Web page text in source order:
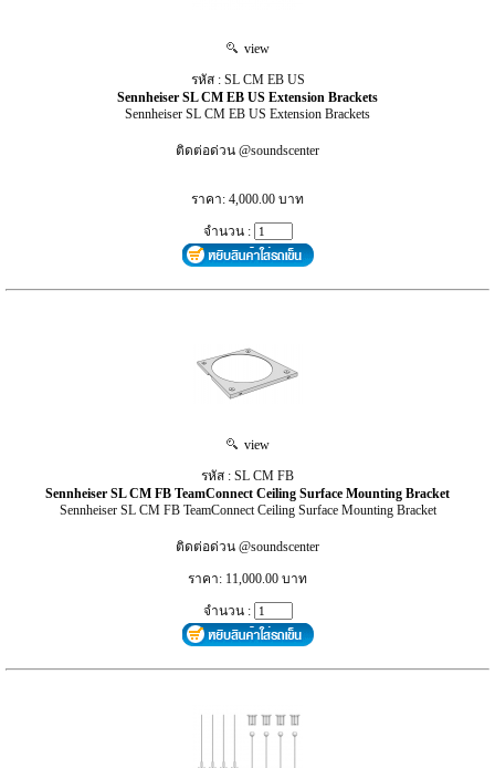
view
รหัส : SL CM EB US
Sennheiser SL CM EB US Extension Brackets
Sennheiser SL CM EB US Extension Brackets
ติดต่อด่วน @soundscenter
ราคา: 4,000.00 บาท
จำนวน :
view
รหัส : SL CM FB
Sennheiser SL CM FB TeamConnect Ceiling Surface Mounting Bracket
Sennheiser SL CM FB TeamConnect Ceiling Surface Mounting Bracket
ติดต่อด่วน @soundscenter
ราคา: 11,000.00 บาท
จำนวน :